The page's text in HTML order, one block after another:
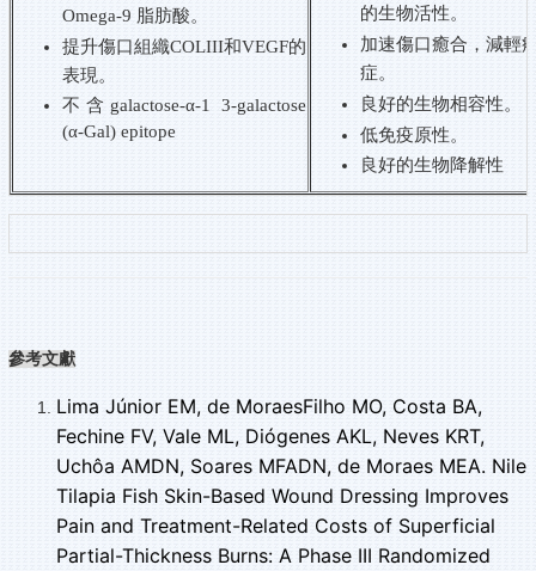
Omega-9 脂肪酸。
提升傷口組織COLIII和VEGF的
表現。
不含 galactose-α-1 3-galactose
(α-Gal) epitope
的生物活性。
加速傷口癒合，減輕
症。
良好的生物相容性。
低免疫原性。
良好的生物降解性
參考文獻
Lima Júnior EM, de MoraesFilho MO, Costa BA,
Fechine FV, Vale ML, Diógenes AKL, Neves KRT,
Uchôa AMDN, Soares MFADN, de Moraes MEA. Nile
Tilapia Fish Skin-Based Wound Dressing Improves
Pain and Treatment-Related Costs of Superficial
Partial-Thickness Burns: A Phase III Randomized